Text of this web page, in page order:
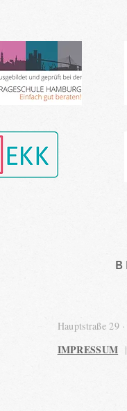
Hauptstraße 29
IMPRESSUM |